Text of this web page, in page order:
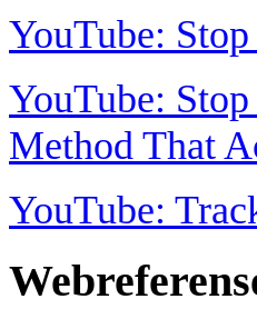
YouTube:
YouTube:
Method That
YouTube: